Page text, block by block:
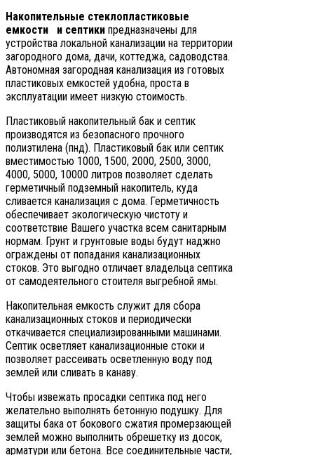
Накопительные стеклопластиковые
емкости и септики предназначены для
устройства локальной канализации на территории
загородного дома, дачи, коттеджа, садоводства.
Автономная загородная канализация из готовых
пластиковых емкостей удобна, проста в
эксплуатации имеет низкую стоимость.
Пластиковый накопительный бак и септик
производятся из безопасного прочного
полиэтилена (пнд). Пластиковый бак или септик
вместимостью 1000, 1500, 2000, 2500, 3000,
4000, 5000, 10000 литров позволяет сделать
герметичный подземный накопитель, куда
сливается канализация с дома. Герметичность
обеспечивает экологическую чистоту и
соответствие Вашего участка всем санитарным
нормам. Грунт и грунтовые воды будут наджно
ограждены от попадания канализационных
стоков. Это выгодно отличает владельца септика
от самодеятельного стоителя выгребной ямы.
Накопительная емкость служит для сбора
канализационных стоков и периодически
откачивается специализированными машинами.
Септик осветляет канализационные стоки и
позволяет рассеивать осветленную воду под
землей или сливать в канаву.
Чтобы извежать просадки септика под него
желательно выполнять бетонную подушку. Для
защиты бака от бокового сжатия промерзающей
землей можно выполнить обрешетку из досок,
арматури или бетона. Все соединительные части,